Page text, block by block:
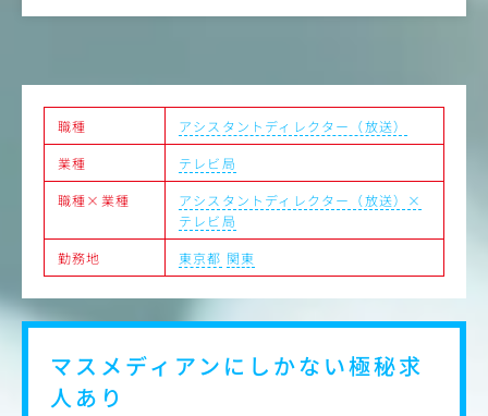
【得られるスキル/経験】
単なる制作スキルだけでなく、クライアント折衝やキャス
ティング、さらには広告枠の交渉など、広告代理店として
のビジネススキルも幅広く身につけることができます。
【描けるキャリア】
能力次第で早期にディレクターやAP（制作進行の取りまと
め）へ昇格することが可能です。
ゴールデン番組の経験を持つ現役のディレクター陣から直
接指導を受けられる環境であり、制作の枠を超えたプロジ
ェクトマネージャーへのキャリアパスも開かれています。
職種
アシスタントディレクター（放送）
業種
テレビ局
職種×業種
アシスタントディレクター（放送）×
テレビ局
勤務地
東京都 関東
マスメディアンにしかない極秘求
人あり